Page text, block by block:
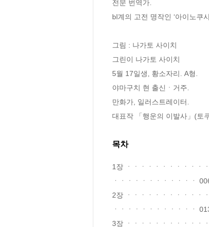
전문 번역가.
bl계의 고전 명작인 ‘아이노쿠
그림 : 나가토 사이치
그린이 나가토 사이치
5월 17일생, 황소자리. A형.
야마구치 현 출신ㆍ거주.
만화가, 일러스트레이터.
대표작 「행운의 이발사」(토
목차
1장 ㆍㆍㆍㆍㆍㆍㆍㆍㆍㆍㆍ
ㆍㆍㆍㆍㆍㆍㆍㆍㆍㆍㆍㆍ
2장 ㆍㆍㆍㆍㆍㆍㆍㆍㆍㆍㆍ
ㆍㆍㆍㆍㆍㆍㆍㆍㆍㆍㆍㆍ
3장 ㆍㆍㆍㆍㆍㆍㆍㆍㆍㆍㆍ